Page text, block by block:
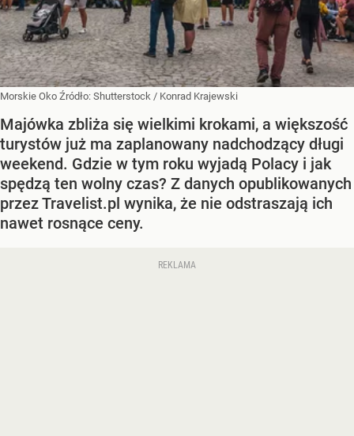
Morskie Oko Źródło: Shutterstock / Konrad Krajewski
Majówka zbliża się wielkimi krokami, a większość
turystów już ma zaplanowany nadchodzący długi
weekend. Gdzie w tym roku wyjadą Polacy i jak
spędzą ten wolny czas? Z danych opublikowanych
przez Travelist.pl wynika, że nie odstraszają ich
nawet rosnące ceny.